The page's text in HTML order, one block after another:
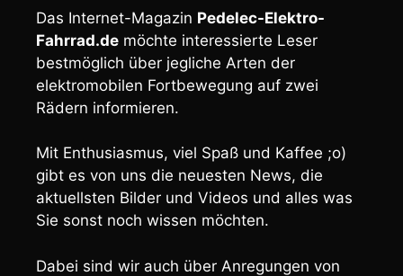
Das Internet-Magazin Pedelec-Elektro-
Fahrrad.de möchte interessierte Leser
bestmöglich über jegliche Arten der
elektromobilen Fortbewegung auf zwei
Rädern informieren.
Mit Enthusiasmus, viel Spaß und Kaffee ;o)
gibt es von uns die neuesten News, die
aktuellsten Bilder und Videos und alles was
Sie sonst noch wissen möchten.
Dabei sind wir auch über Anregungen von